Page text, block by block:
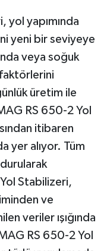
yol yapımında
yeni bir seviyeye
veya soğuk
üretim ile
RS 650-2 Yol
itibaren
yer alıyor. Tüm
Stabilizeri,
ve
veriler ışığında
RS 650-2 Yol